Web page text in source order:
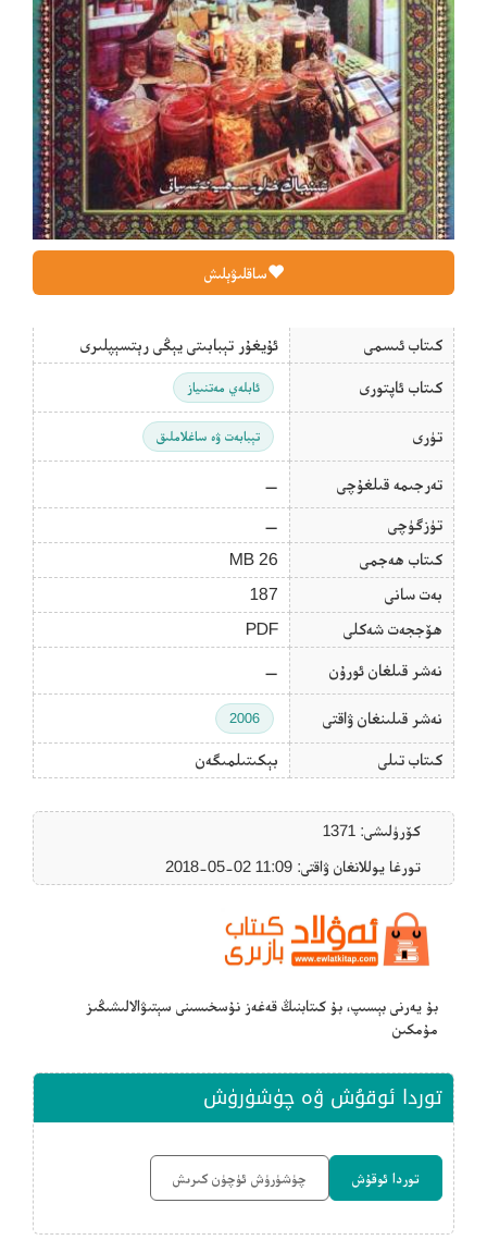
ساقلىۋېلىش
كىتاب ئىسمى ئۇيغۇر تېبابىتى يېڭى رېتسېپلىرى
كىتاب ئاپتورى ئابلەي مەتنىياز
تۈرى تېبابەت ۋە ساغلاملىق
تەرجىمە قىلغۇچى —
تۈزگۈچى
—
كىتاب ھەجمى
26 MB
بەت سانى
187
ھۆججەت شەكلى
PDF
نەشر قىلغان ئورۇن —
نەشر قىلىنغان ۋاقتى 2006
كىتاب تىلى بېكىتىلمىگەن
كۆرۈلىشى: 1371
تورغا يوللانغان ۋاقتى: ‎2018-05-02 11:09
بۇ يەرنى بېسىپ، بۇ كىتابنىڭ قەغەز نۇسخىسىنى سېتىۋالالىشىڭىز
مۇمكىن
توردا ئوقۇش ۋە چۈشۈرۈش
توردا ئوقۇش چۈشۈرۈش ئۈچۈن كىرىش